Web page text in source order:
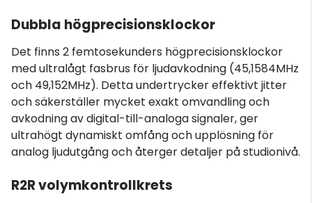
Dubbla högprecisionsklockor
Det finns 2 femtosekunders högprecisionsklockor
med ultralågt fasbrus för ljudavkodning (45,1584MHz
och 49,152MHz). Detta undertrycker effektivt jitter
och säkerställer mycket exakt omvandling och
avkodning av digital-till-analoga signaler, ger
ultrahögt dynamiskt omfång och upplösning för
analog ljudutgång och återger detaljer på studionivå.
R2R volymkontrollkrets